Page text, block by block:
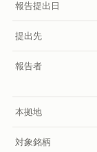
報告提出日
提出先
報告者
本拠地
対象銘柄